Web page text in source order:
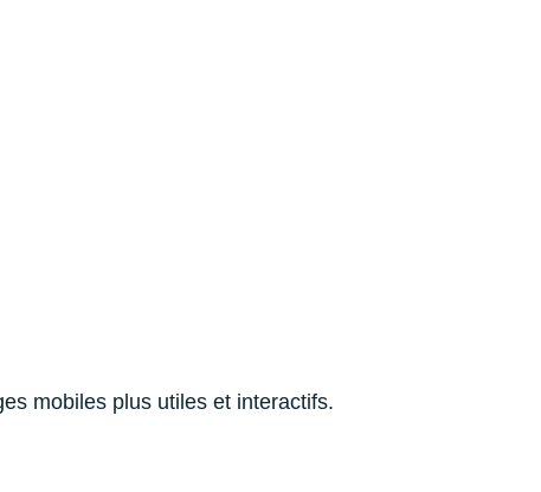
mobiles plus utiles et interactifs.